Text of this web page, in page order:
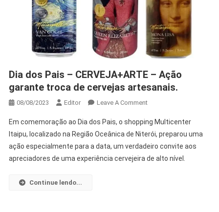
Dia dos Pais – CERVEJA+ARTE – Ação
garante troca de cervejas artesanais.
08/08/2023 Editor Leave A Comment
Em comemoração ao Dia dos Pais, o shopping Multicenter
Itaipu, localizado na Região Oceânica de Niterói, preparou uma
ação especialmente para a data, um verdadeiro convite aos
apreciadores de uma experiência cervejeira de alto nível.
Continue lendo...